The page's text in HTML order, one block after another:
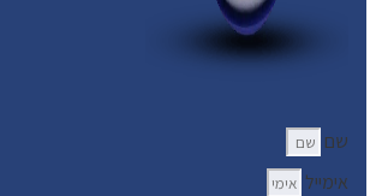
שם
אימייל